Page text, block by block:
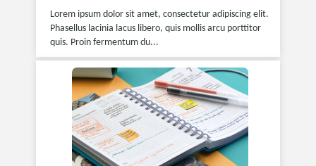
Lorem ipsum dolor sit amet, consectetur adipiscing elit.
Phasellus lacinia lacus libero, quis mollis arcu porttitor
quis. Proin fermentum du...